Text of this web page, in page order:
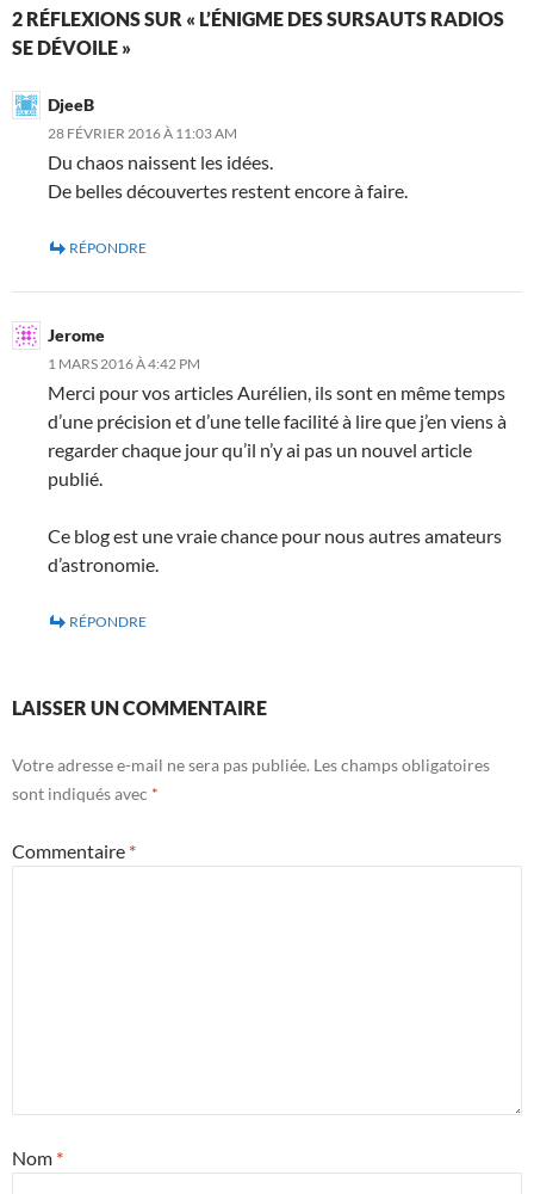
2 RÉFLEXIONS SUR « L’ÉNIGME DES SURSAUTS RADIOS
SE DÉVOILE »
DjeeB
28 FÉVRIER 2016 À 11:03 AM
Du chaos naissent les idées.
De belles découvertes restent encore à faire.
RÉPONDRE
Jerome
1 MARS 2016 À 4:42 PM
Merci pour vos articles Aurélien, ils sont en même temps
d’une précision et d’une telle facilité à lire que j’en viens à
regarder chaque jour qu’il n’y ai pas un nouvel article
publié.
Ce blog est une vraie chance pour nous autres amateurs
d’astronomie.
RÉPONDRE
LAISSER UN COMMENTAIRE
Votre adresse e-mail ne sera pas publiée. Les champs obligatoires
sont indiqués avec *
Commentaire *
Nom *